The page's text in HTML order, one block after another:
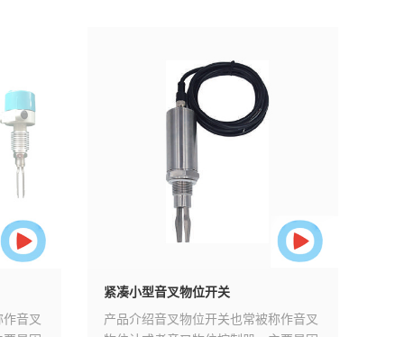
音叉
紧凑小型音叉物位开关
产品介绍音叉物位开关也常被称作音叉